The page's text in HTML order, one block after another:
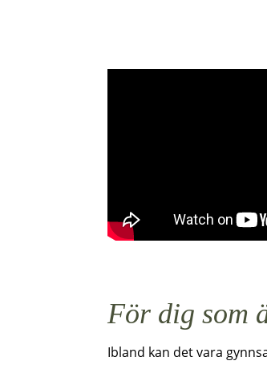
För dig som
Ibland kan det vara